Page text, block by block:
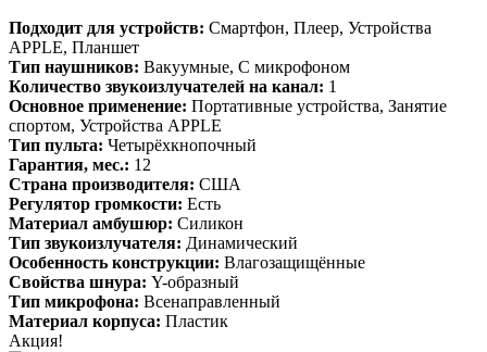
Подходит для устройств: Смартфон, Плеер, Устройства
APPLE, Планшет
Тип наушников: Вакуумные, С микрофоном
Количество звукоизлучателей на канал: 1
Основное применение: Портативные устройства, Занятие
спортом, Устройства APPLE
Тип пульта: Четырёхкнопочный
Гарантия, мес.: 12
Страна производителя: США
Регулятор громкости: Есть
Материал амбушюр: Силикон
Тип звукоизлучателя: Динамический
Особенность конструкции: Влагозащищённые
Свойства шнура: Y-образный
Тип микрофона: Всенаправленный
Материал корпуса: Пластик
Акция!